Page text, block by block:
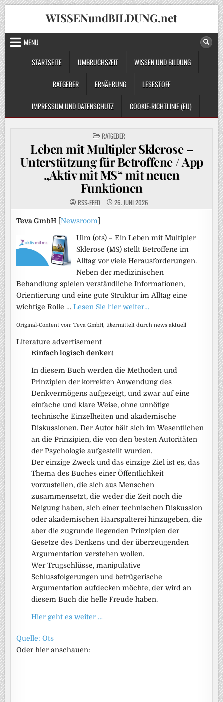
Skip
to
content
WISSENundBILDUNG.net
MENU
STARTSEITE
UMBRUCHSZEIT WISSEN UND BILDUNG
RATGEBER ERNÄHRUNG LESESTOFF
IMPRESSUM UND DATENSCHUTZ COOKIE-RICHTLINIE (EU)
POSTED
IN
RATGEBER
Leben mit Multipler Sklerose –
Unterstützung für Betroffene / App
„Aktiv mit MS“ mit neuen
Funktionen
RSS-FEED 26. JUNI 2026
Teva GmbH [Newsroom
Ulm (ots) – Ein Leben mit Multipler
Sklerose (MS) stellt Betroffene im
Alltag vor viele Herausforderungen.
Neben der medizinischen
Behandlung spielen verständliche Informationen,
Orientierung und eine gute Struktur im Alltag eine
wichtige Rolle …Lesen Sie hier weiter…
Original-Content von: Teva GmbH, übermittelt durch news aktuell
Literature advertisement
Einfach logisch denken!
In diesem Buch werden die Methoden und
Prinzipien der korrekten Anwendung des
Denkvermögens aufgezeigt, und zwar auf eine
einfache und klare Weise, ohne unnötige
technische Einzelheiten und akademische
Diskussionen. Der Autor hält sich im Wesentlichen
an die Prinzipien, die von den besten Autoritäten
der Psychologie aufgestellt wurden.
Der einzige Zweck und das einzige Ziel ist es, das
Thema des Buches einer Öffentlichkeit
vorzustellen, die sich aus Menschen
zusammensetzt, die weder die Zeit noch die
Neigung haben, sich einer technischen Diskussion
oder akademischen Haarspalterei hinzugeben, die
aber die zugrunde liegenden Prinzipien der
Gesetze des Denkens und der überzeugenden
Argumentation verstehen wollen.
Wer Trugschlüsse, manipulative
Schlussfolgerungen und betrügerische
Argumentation aufdecken möchte, der wird an
diesem Buch die helle Freude haben.
Hier geht es weiter …
Quelle: Ots
Oder hier anschauen: